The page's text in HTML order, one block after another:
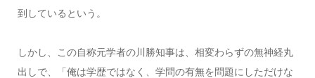
到しているという。
しかし、この自称元学者の川勝知事は、相変わらずの無神経丸
出しで、「俺は学歴ではなく、学問の有無を問題にしただけな